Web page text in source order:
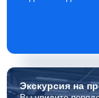
Экскурсияна